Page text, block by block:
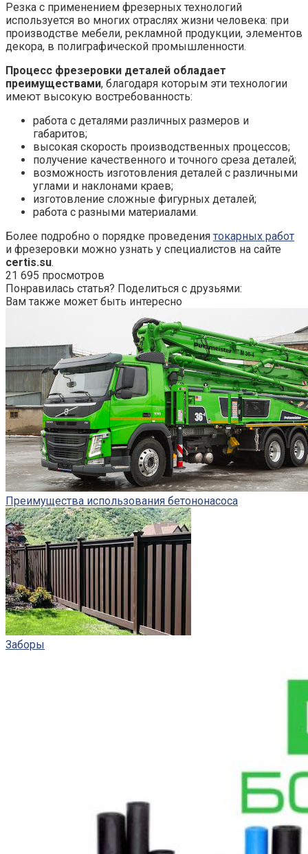
Резка с применением фрезерных технологий
используется во многих отраслях жизни человека: при
производстве мебели, рекламной продукции, элементов
декора, в полиграфической промышленности.
Процесс фрезеровки деталей обладает
преимуществами, благодаря которым эти технологии
имеют высокую востребованность:
работа с деталями различных размеров и
габаритов;
высокая скорость производственных процессов;
получение качественного и точного среза деталей;
возможность изготовления деталей с различными
углами и наклонами краев;
изготовление сложные фигурных деталей;
работа с разными материалами.
Более подробно о порядке проведения токарных работ
и фрезеровки можно узнать у специалистов на сайте
certis.su.
21 695 просмотров
Понравилась статья? Поделиться с друзьями:
Вам также может быть интересно
Преимущества использования бетононасоса
Заборы